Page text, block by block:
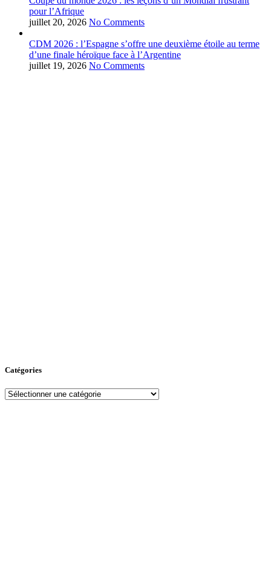
pour l’Afrique
juillet 20, 2026 No Comments
CDM 2026 : l’Espagne s’offre une deuxième étoile au terme
d’une finale héroïque face à l’Argentine
juillet 19, 2026 No Comments
Catégories
Catégories